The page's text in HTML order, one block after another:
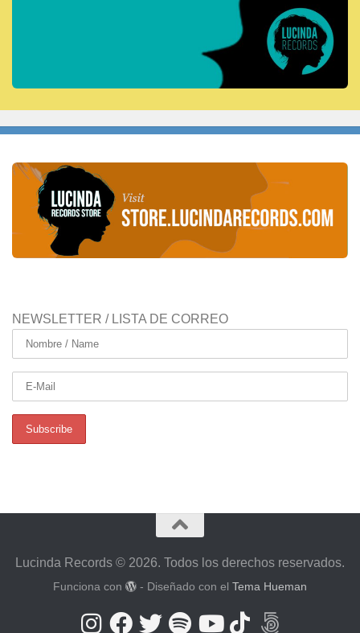
NEWSLETTER / LISTA DE CORREO
Lucinda Records © 2026. Todos los derechos reservados.
Funciona con - Diseñado con el Tema Hueman